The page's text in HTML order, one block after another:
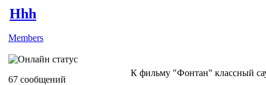
Hhh
Members
67 сообщений
К фильму "Фонтан" классный